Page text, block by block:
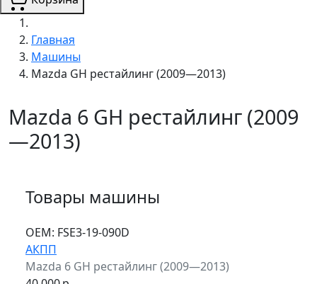
Главная
Машины
Mazda GH рестайлинг (2009—2013)
Mazda 6 GH рестайлинг (2009
—2013)
Товары машины
ОЕМ: FSE3-19-090D
АКПП
Mazda 6 GH рестайлинг (2009—2013)